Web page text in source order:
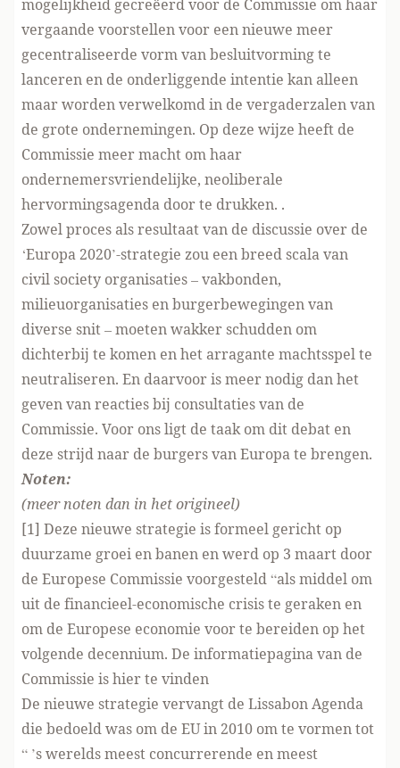
mogelijkheid gecreëerd voor de Commissie om haar
vergaande voorstellen voor een nieuwe meer
gecentraliseerde vorm van besluitvorming te
lanceren en de onderliggende intentie kan alleen
maar worden verwelkomd in de vergaderzalen van
de grote ondernemingen. Op deze wijze heeft de
Commissie meer macht om haar
ondernemersvriendelijke, neoliberale
hervormingsagenda door te drukken. .
Zowel proces als resultaat van de discussie over de
‘Europa 2020’-strategie zou een breed scala van
civil society organisaties – vakbonden,
milieuorganisaties en burgerbewegingen van
diverse snit – moeten wakker schudden om
dichterbij te komen en het arragante machtsspel te
neutraliseren. En daarvoor is meer nodig dan het
geven van reacties bij consultaties van de
Commissie. Voor ons ligt de taak om dit debat en
deze strijd naar de burgers van Europa te brengen.
Noten:
(meer noten dan in het origineel)
[1] Deze nieuwe strategie is formeel gericht op
duurzame groei en banen en werd op 3 maart door
de Europese Commissie voorgesteld “als middel om
uit de financieel-economische crisis te geraken en
om de Europese economie voor te bereiden op het
volgende decennium. De informatiepagina van de
Commissie ishierte vinden
De nieuwe strategie vervangt de Lissabon Agenda
die bedoeld was om de EU in 2010 om te vormen tot
“ ’s werelds meest concurrerende en meest